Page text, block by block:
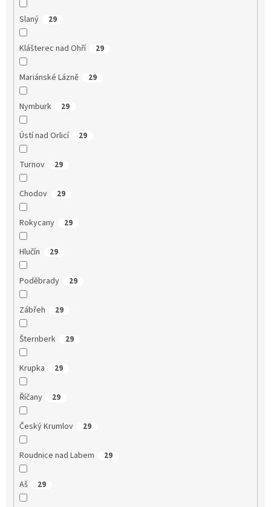
Slaný 29
Klášterec nad Ohří 29
Mariánské Lázně 29
Nymburk 29
Ústí nad Orlicí 29
Turnov 29
Chodov 29
Rokycany 29
Hlučín 29
Poděbrady 29
Zábřeh 29
Šternberk 29
Krupka 29
Říčany 29
Český Krumlov 29
Roudnice nad Labem 29
Aš 29